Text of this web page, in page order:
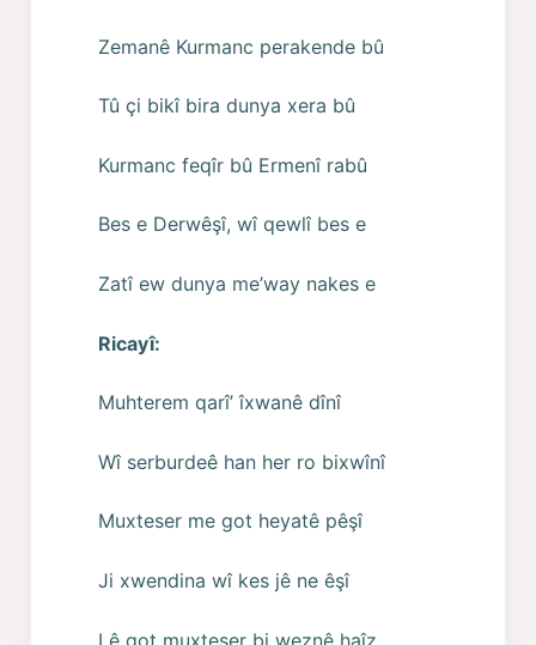
Zemanê Kurmanc perakende bû
Tû çi bikî bira dunya xera bû
Kurmanc feqîr bû Ermenî rabû
Bes e Derwêşî, wî qewlî bes e
Zatî ew dunya me’way nakes e
Ricayî:
Muhterem qarî’ îxwanê dînî
Wî serburdeê han her ro bixwînî
Muxteser me got heyatê pêşî
Ji xwendina wî kes jê ne êşî
Lê got muxteser bi weznê haîz